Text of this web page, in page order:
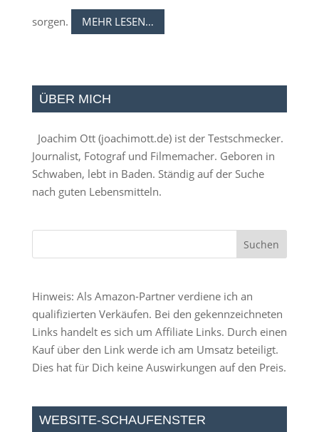
sorgen. MEHR LESEN…
ÜBER MICH
Joachim Ott (joachimott.de) ist der Testschmecker.
Journalist, Fotograf und Filmemacher. Geboren in
Schwaben, lebt in Baden. Ständig auf der Suche
nach guten Lebensmitteln.
Hinweis: Als Amazon-Partner verdiene ich an
qualifizierten Verkäufen. Bei den gekennzeichneten
Links handelt es sich um Affiliate Links. Durch einen
Kauf über den Link werde ich am Umsatz beteiligt.
Dies hat für Dich keine Auswirkungen auf den Preis.
WEBSITE-SCHAUFENSTER